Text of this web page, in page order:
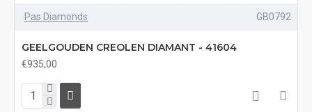
Pas Diamonds GB0792
GEELGOUDEN CREOLEN DIAMANT - 41604
€935,00